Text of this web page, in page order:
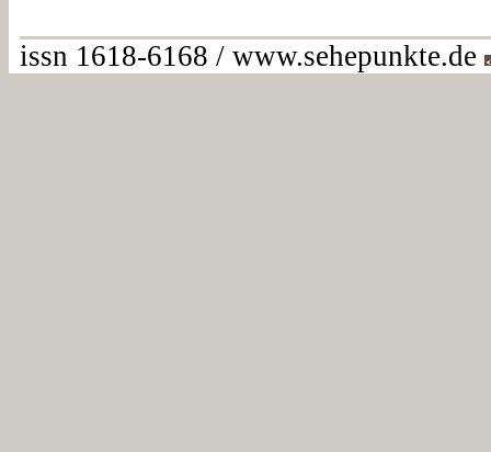
issn 1618-6168 / www.sehepunkte.de